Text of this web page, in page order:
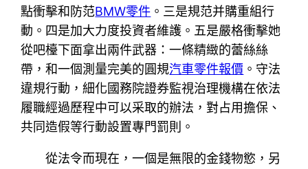
點衝擊和防范BMW零件 。三是規范并購重組行
動。四是加大力度投資者維護。五是嚴格衝擊她
從吧檯下面拿出兩件武器：一條精緻的蕾絲絲
帶，和一個測量完美的圓規汽車零件報價 。守法
違規行動，細化國務院證券監視治理機構在依法
履職經過歷程中可以采取的辦法，對占用擔保、
共同造假等行動設置專門罰則。
從法令而現在，一個是無限的金錢物慾，另